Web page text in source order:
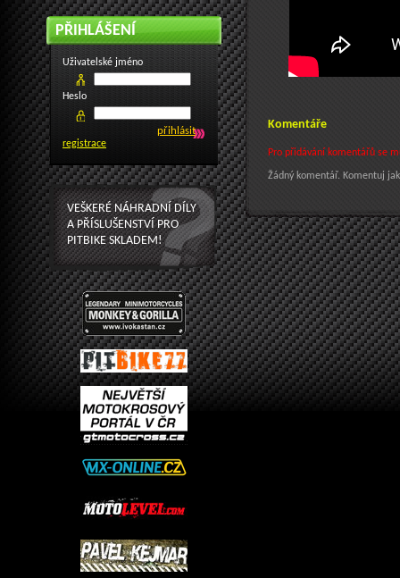
Komentáře
Pro přidávání komentářů se
Žádný komentář. Komentuj
PŘIHLÁŠENÍ
Uživatelské jméno
Heslo
registrace
VEŠKERÉ NÁHRADNÍ DÍLY
A PŘÍSLUŠENSTVÍ PRO
PITBIKE SKLADEM!